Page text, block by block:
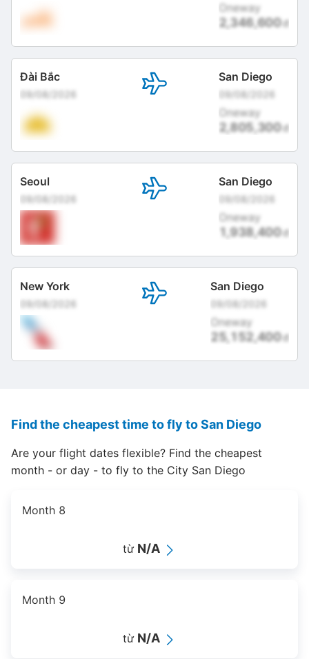
Oneway
2,346,600đ
Đài Bắc
09/08/2026
San Diego
09/08/2026
Oneway
2,805,300đ
Seoul
09/08/2026
San Diego
09/08/2026
Oneway
1,938,400đ
New York
09/08/2026
San Diego
09/08/2026
Oneway
25,152,400đ
Find the cheapest time to fly to San Diego
Are your flight dates flexible? Find the cheapest
month - or day - to fly to the City San Diego
Month 8
từ N/A
Month 9
từ N/A